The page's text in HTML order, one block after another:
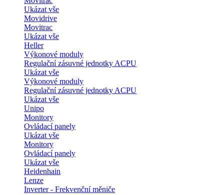
Ukázat vše
Movidrive
Movitrac
Ukázat vše
Heller
Výkonové moduly
Regulační zásuvné jednotky ACPU
Ukázat vše
Výkonové moduly
Regulační zásuvné jednotky ACPU
Ukázat vše
Unipo
Monitory
Ovládací panely
Ukázat vše
Monitory
Ovládací panely
Ukázat vše
Heidenhain
Lenze
Inverter - Frekvenční měniče